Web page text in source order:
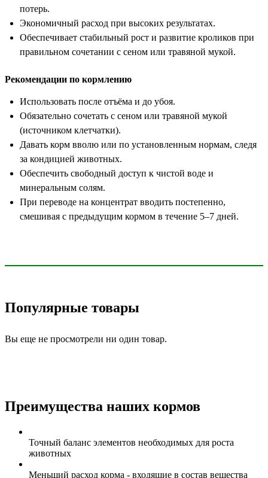
потерь.
Экономичный расход при высоких результатах.
Обеспечивает стабильный рост и развитие кроликов при
правильном сочетании с сеном или травяной мукой.
Рекомендации по кормлению
Использовать после отъёма и до убоя.
Обязательно сочетать с сеном или травяной мукой
(источником клетчатки).
Давать корм вволю или по установленным нормам, следя
за кондицией животных.
Обеспечить свободный доступ к чистой воде и
минеральным солям.
При переводе на концентрат вводить постепенно,
смешивая с предыдущим кормом в течение 5–7 дней.
Популярные товары
Вы еще не просмотрели ни один товар.
Преимущества наших кормов
Точный баланс элементов необходимых для роста
животных
Меньший расход корма - входящие в состав вещества